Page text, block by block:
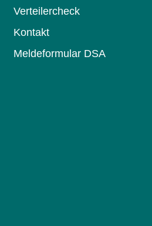
Verteilercheck
Kontakt
Meldeformular DSA